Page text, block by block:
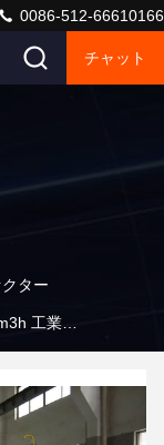
0086-512-66610166
チャット
ター
工業ガ